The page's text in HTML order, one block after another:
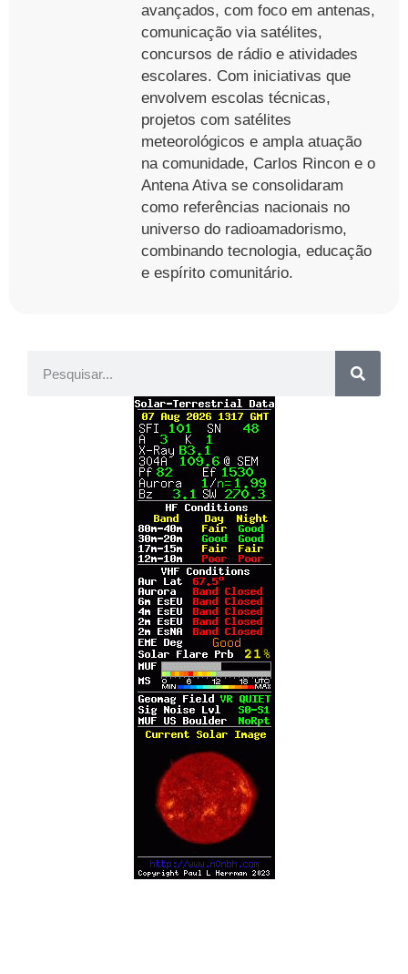
avançados, com foco em antenas,
comunicação via satélites,
concursos de rádio e atividades
escolares. Com iniciativas que
envolvem escolas técnicas,
projetos com satélites
meteorológicos e ampla atuação
na comunidade, Carlos Rincon e o
Antena Ativa se consolidaram
como referências nacionais no
universo do radioamadorismo,
combinando tecnologia, educação
e espírito comunitário.